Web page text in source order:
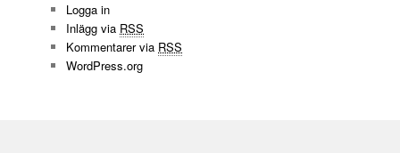
Logga in
Inlägg via RSS
Kommentarer via RSS
WordPress.org